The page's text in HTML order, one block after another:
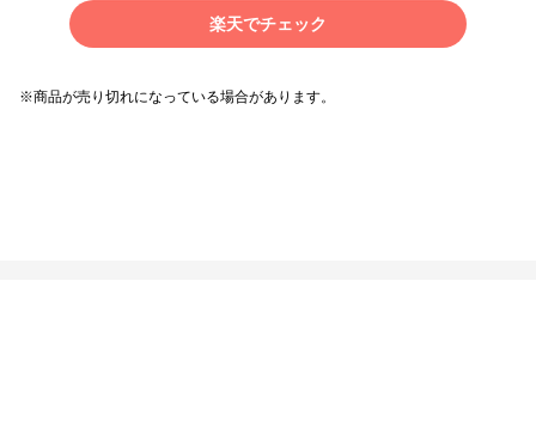
楽天でチェック
※商品が売り切れになっている場合があります。